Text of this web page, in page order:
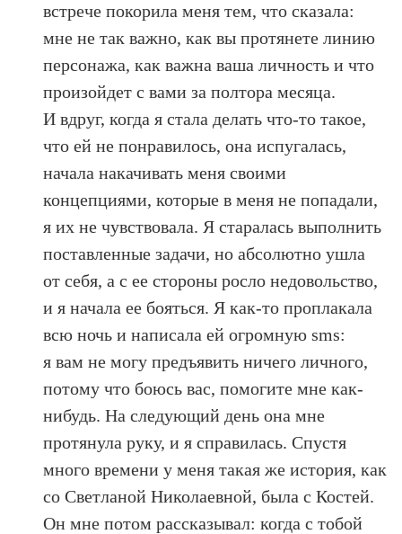
встрече покорила меня тем, что сказала:
мне не так важно, как вы протянете линию
персонажа, как важна ваша личность и что
произойдет с вами за полтора месяца.
И вдруг, когда я стала делать что-то такое,
что ей не понравилось, она испугалась,
начала накачивать меня своими
концепциями, которые в меня не попадали,
я их не чувствовала. Я старалась выполнить
поставленные задачи, но абсолютно ушла
от себя, а с ее стороны росло недовольство,
и я начала ее бояться. Я как-то проплакала
всю ночь и написала ей огромную sms:
я вам не могу предъявить ничего личного,
потому что боюсь вас, помогите мне как-
нибудь. На следующий день она мне
протянула руку, и я справилась. Спустя
много времени у меня такая же история, как
со Светланой Николаевной, была с Костей.
Он мне потом рассказывал: когда с тобой